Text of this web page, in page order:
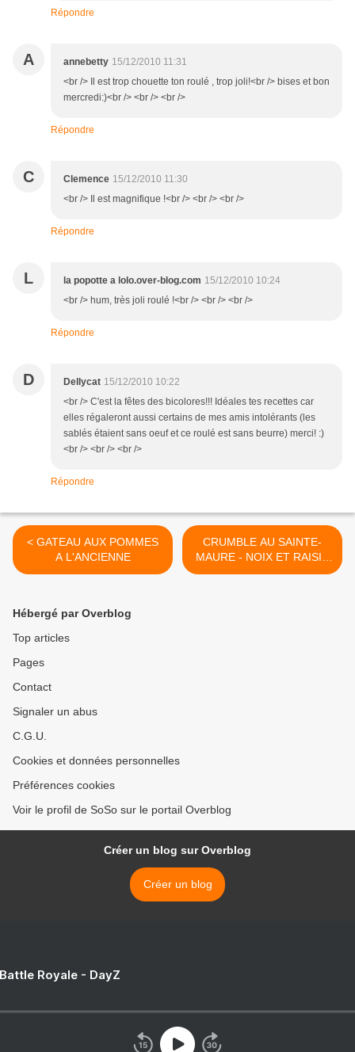
Répondre
A annebetty 15/12/2010 11:31
<br /> Il est trop chouette ton roulé , trop joli!<br /> bises et bon
mercredi:)<br /> <br /> <br />
Répondre
C Clemence 15/12/2010 11:30
<br /> Il est magnifique !<br /> <br /> <br />
Répondre
L la popotte a lolo.over-blog.com 15/12/2010 10:24
<br /> hum, très joli roulé !<br /> <br /> <br />
Répondre
D Dellycat 15/12/2010 10:22
<br /> C'est la fêtes des bicolores!!! Idéales tes recettes car
elles régaleront aussi certains de mes amis intolérants (les
sablés étaient sans oeuf et ce roulé est sans beurre) merci! :)
<br /> <br /> <br />
Répondre
< GATEAU AUX POMMES
A L'ANCIENNE
CRUMBLE AU SAINTE-
MAURE - NOIX ET RAISIN
>
Hébergé par Overblog
Top articles
Pages
Contact
Signaler un abus
C.G.U.
Cookies et données personnelles
Préférences cookies
Voir le profil de SoSo sur le portail Overblog
Créer un blog sur Overblog
Créer un blog
Royale - DayZ